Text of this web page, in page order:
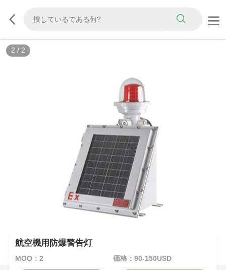
2 / 2
航空機用防爆警告灯
MOQ：2 価格：90-150USD